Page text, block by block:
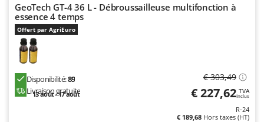
GeoTech GT-4 36 L - Débroussailleuse multifonction à
essence 4 temps
Offert par AgriEuro
Disponibilité:89
Livraison gratuite
13 août - 17 août
€ 303,49
€ 227,62 TVA
Inclus
R-24
€ 189,68 Hors taxes (HT)